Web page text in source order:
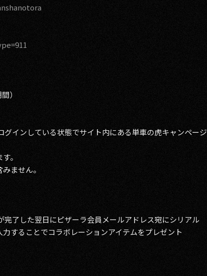
）
グインしている状態でサイト内にある単車の虎キャンページ
。
ません。
了した翌日にピザーラ会員メールアドレス宛にシリアル
することでコラボレーションアイテムをプレゼント